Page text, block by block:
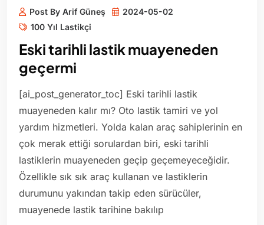
Post By Arif Güneş
2024-05-02
100 Yıl Lastikçi
Eski tarihli lastik muayeneden
geçermi
[ai_post_generator_toc] Eski tarihli lastik
muayeneden kalır mı? Oto lastik tamiri ve yol
yardım hizmetleri. Yolda kalan araç sahiplerinin en
çok merak ettiği sorulardan biri, eski tarihli
lastiklerin muayeneden geçip geçemeyeceğidir.
Özellikle sık sık araç kullanan ve lastiklerin
durumunu yakından takip eden sürücüler,
muayenede lastik tarihine bakılıp